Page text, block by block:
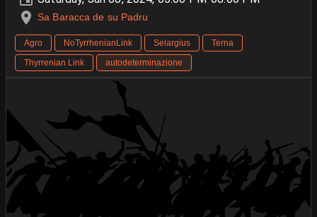
Sa Baracca de su Padru
Agro NoTyrrhenianLink Selargius
Terna
Thyrrenian Link
autodeterminazione